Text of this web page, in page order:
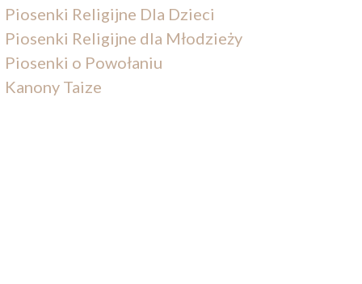
Piosenki Religijne Dla Dzieci
Piosenki Religijne dla Młodzieży
Piosenki o Powołaniu
Kanony Taize